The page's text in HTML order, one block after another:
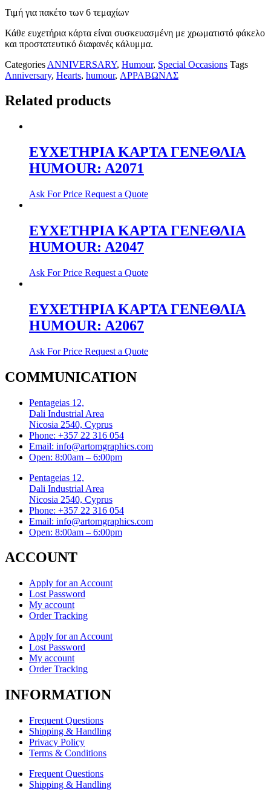
Τιμή για πακέτο των 6 τεμαχίων
Κάθε ευχετήρια κάρτα είναι συσκευασμένη με χρωματιστό φάκελο
και προστατευτικό διαφανές κάλυμμα.
Categories ANNIVERSARY, Humour, Special Occasions Tags
Anniversary, Hearts, humour, ΑΡΡΑΒΩΝΑΣ
Related products
ΕΥΧΕΤΗΡΙΑ ΚΑΡΤΑ ΓΕΝΕΘΛΙΑ
HUMOUR: A2071
Ask For Price Request a Quote
ΕΥΧΕΤΗΡΙΑ ΚΑΡΤΑ ΓΕΝΕΘΛΙΑ
HUMOUR: A2047
Ask For Price Request a Quote
ΕΥΧΕΤΗΡΙΑ ΚΑΡΤΑ ΓΕΝΕΘΛΙΑ
HUMOUR: A2067
Ask For Price Request a Quote
COMMUNICATION
Pentageias 12,
Dali Industrial Area
Nicosia 2540, Cyprus
Phone: +357 22 316 054
Email: info@artomgraphics.com
Open: 8:00am – 6:00pm
Pentageias 12,
Dali Industrial Area
Nicosia 2540, Cyprus
Phone: +357 22 316 054
Email: info@artomgraphics.com
Open: 8:00am – 6:00pm
ACCOUNT
Apply for an Account
Lost Password
My account
Order Tracking
Apply for an Account
Lost Password
My account
Order Tracking
INFORMATION
Frequent Questions
Shipping & Handling
Privacy Policy
Terms & Conditions
Frequent Questions
Shipping & Handling